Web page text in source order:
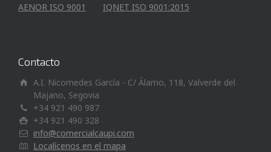
AENOR ISO 9001 IQNET ISO 9001:2015
Contacto
A.I. Nicomedes García - C/ Álamo, 118, Valverde del
Majano, Segovia
+34 921 490 987
+34 921 490 328
info@comercialcaupi.com
Localícenos en el mapa